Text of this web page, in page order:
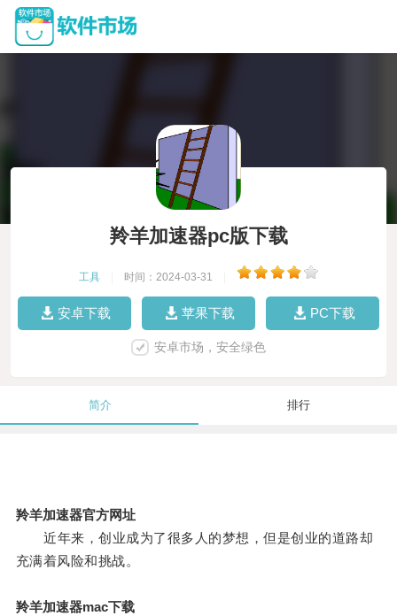
羚羊加速器pc版下载
工具 时间：2024-03-31
安卓下载 苹果下载 PC下载
安卓市场，安全绿色
简介 排行
羚羊加速器官方网址
近年来，创业成为了很多人的梦想，但是创业的道路却
充满着风险和挑战。
羚羊加速器mac下载